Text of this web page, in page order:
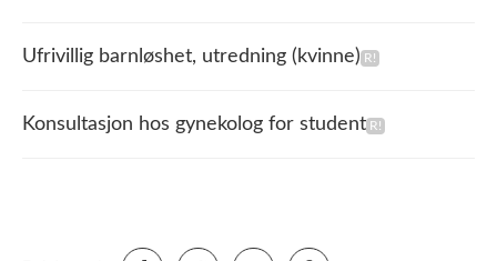
Ufrivillig barnløshet, utredning (kvinne)
Konsultasjon hos gynekolog for student